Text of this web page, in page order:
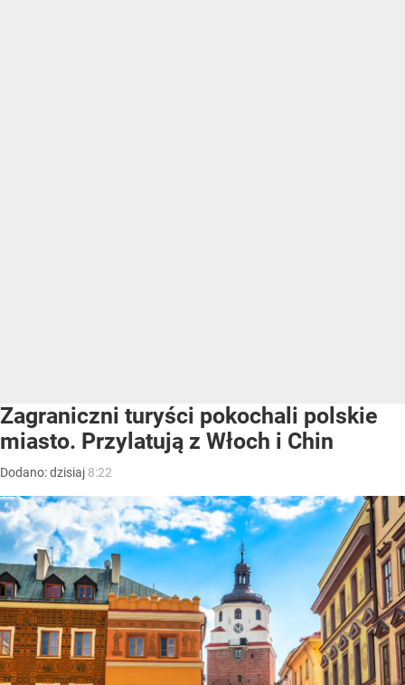
Zagraniczni turyści pokochali polskie
miasto. Przylatują z Włoch i Chin
Dodano:dzisiaj 8:22